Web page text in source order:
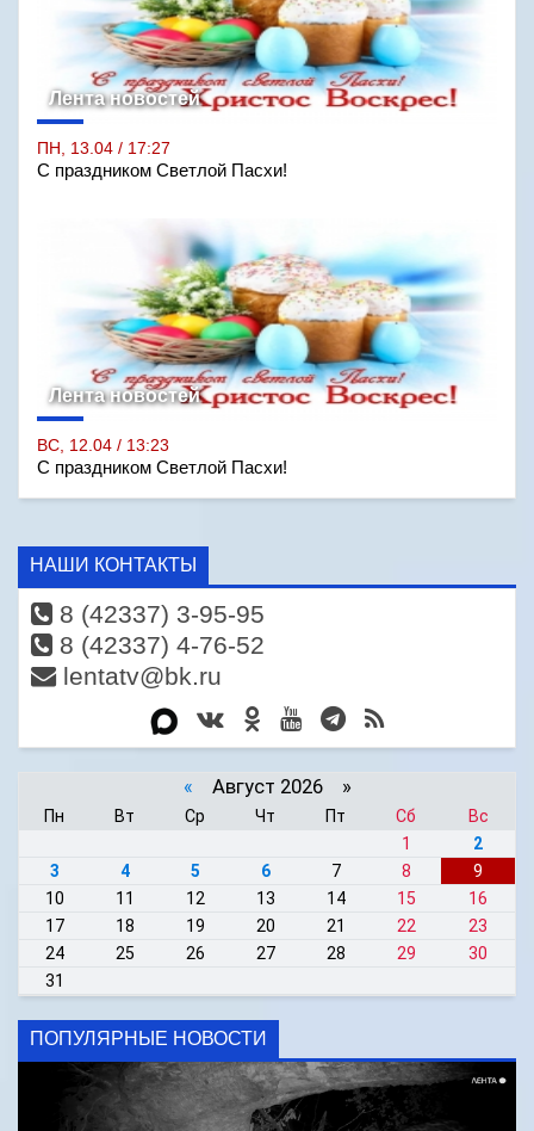
Лента новостей
ПН, 13.04 / 17:27
С праздником Светлой Пасхи!
Лента новостей
ВС, 12.04 / 13:23
С праздником Светлой Пасхи!
НАШИ КОНТАКТЫ
8 (42337) 3-95-95
8 (42337) 4-76-52
lentatv@bk.ru
« Август 2026 »
Пн Вт Ср Чт Пт Сб
Вс
1
2
3
4 5 6 7 8
9
10
11 12 13 14 15
16
17
18 19 20 21 22
23
24
25 26 27 28 29
30
31
ПОПУЛЯРНЫЕ НОВОСТИ